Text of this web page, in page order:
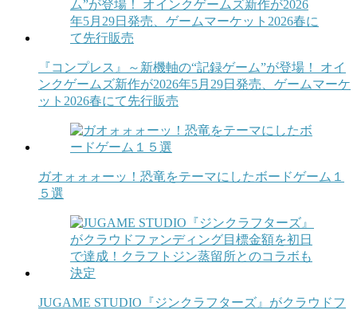
『コンプレス』～新機軸の“記録ゲーム”が登場！ オイ
ンクゲームズ新作が2026年5月29日発売、ゲームマーケ
ット2026春にて先行販売
ガオォォォーッ！恐竜をテーマにしたボードゲーム１
５選
JUGAME STUDIO『ジンクラフターズ』がクラウドフ